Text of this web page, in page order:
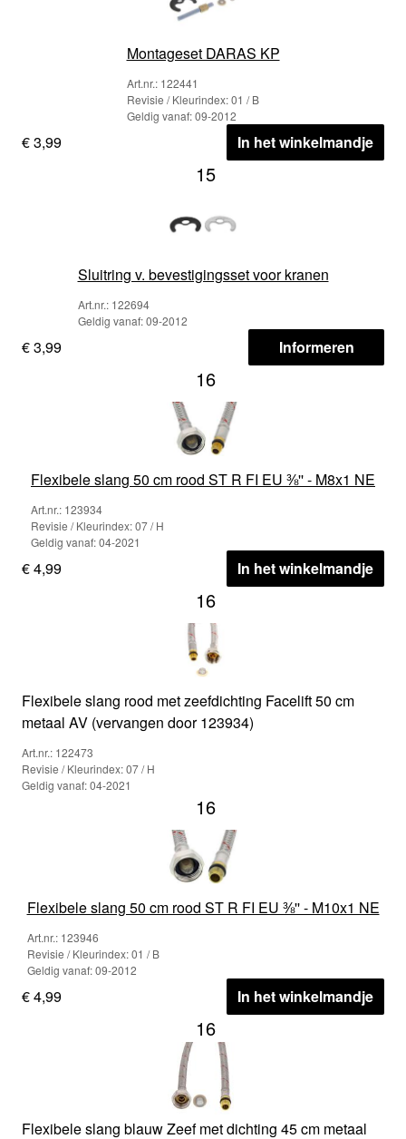
Montageset DARAS KP
Art.nr.: 122441
Revisie / Kleurindex: 01 / B
Geldig vanaf: 09-2012
€ 3,99 In het winkelmandje
15
Sluitring v. bevestigingsset voor kranen
Art.nr.: 122694
Geldig vanaf: 09-2012
€ 3,99 Informeren
16
Flexibele slang 50 cm rood ST R FI EU ⅜'' - M8x1 NE
Art.nr.: 123934
Revisie / Kleurindex: 07 / H
Geldig vanaf: 04-2021
€ 4,99 In het winkelmandje
16
Flexibele slang rood met zeefdichting Facelift 50 cm
metaal AV (vervangen door 123934)
Art.nr.: 122473
Revisie / Kleurindex: 07 / H
Geldig vanaf: 04-2021
16
Flexibele slang 50 cm rood ST R FI EU ⅜'' - M10x1 NE
Art.nr.: 123946
Revisie / Kleurindex: 01 / B
Geldig vanaf: 09-2012
€ 4,99 In het winkelmandje
16
Flexibele slang blauw Zeef met dichting 45 cm metaal